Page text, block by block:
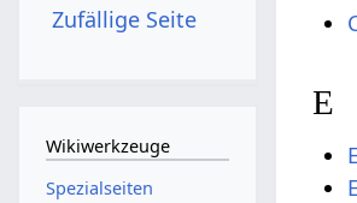
E
Zufällige Seite
Wikiwerkzeuge
Spezialseiten